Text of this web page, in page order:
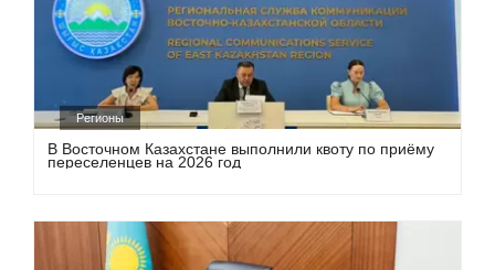
Регионы
В Восточном Казахстане выполнили квоту по приёму
переселенцев на 2026 год